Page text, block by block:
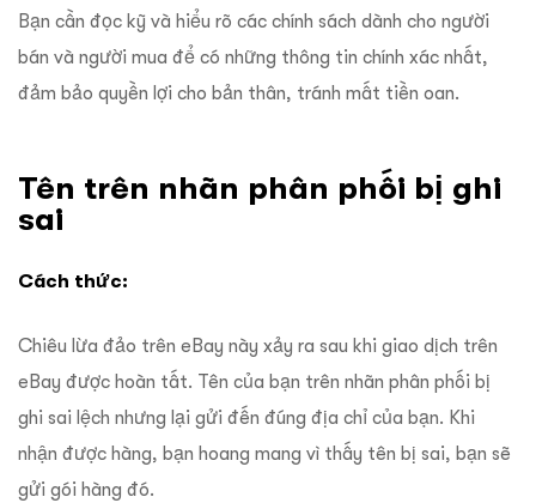
Bạn cần đọc kỹ và hiểu rõ các chính sách dành cho người
bán và người mua để có những thông tin chính xác nhất,
đảm bảo quyền lợi cho bản thân, tránh mất tiền oan.
Tên trên nhãn phân phối bị ghi
sai
Cách thức:
Chiêu lừa đảo trên eBay này xảy ra sau khi giao dịch trên
eBay được hoàn tất. Tên của bạn trên nhãn phân phối bị
ghi sai lệch nhưng lại gửi đến đúng địa chỉ của bạn. Khi
nhận được hàng, bạn hoang mang vì thấy tên bị sai, bạn sẽ
gửi gói hàng đó.